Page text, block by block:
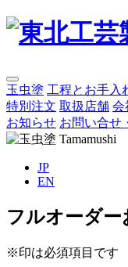
玉虫塗 工程とお手入
特別注文 取扱店舗 会
お知らせ お問い合せ
JP
EN
フルオーダー
※印は必須項目です